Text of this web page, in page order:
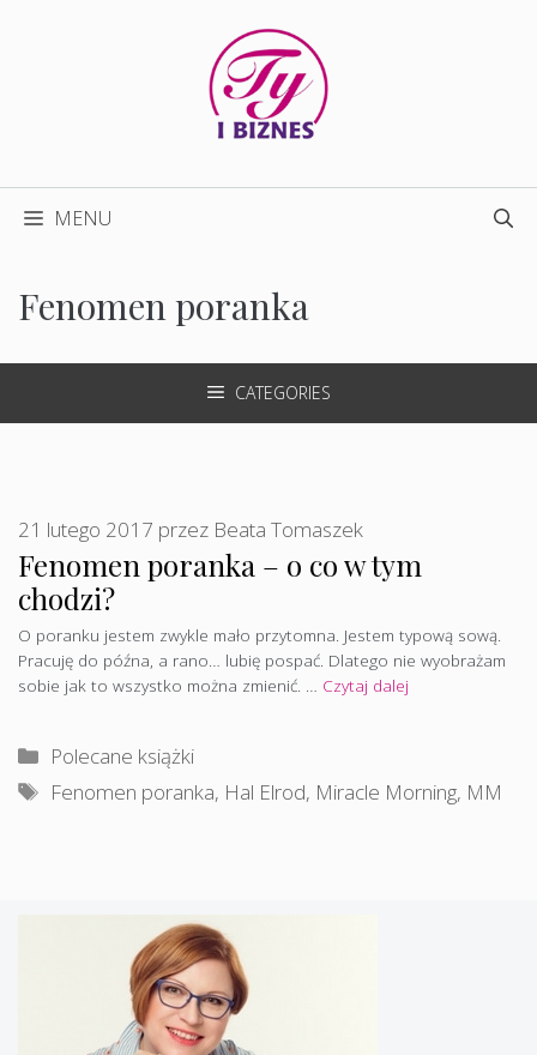
MENU
Fenomen poranka
CATEGORIES
Fenomen poranka – o co w tym
chodzi?
21 lutego 2017 przez Beata Tomaszek
O poranku jestem zwykle mało przytomna. Jestem typową sową.
Pracuję do późna, a rano… lubię pospać. Dlatego nie wyobrażam
sobie jak to wszystko można zmienić. … Czytaj dalej
Kategorie
Polecane książki
Tagi
Fenomen poranka, Hal Elrod, Miracle Morning, MM